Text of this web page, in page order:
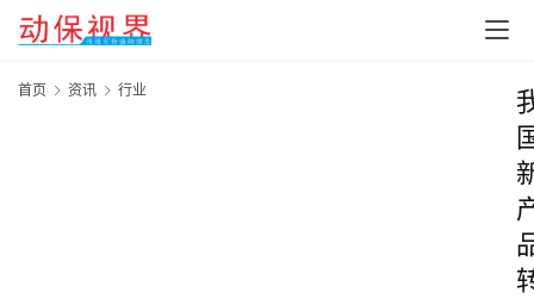
首页 资讯 行业